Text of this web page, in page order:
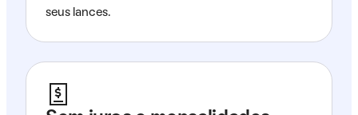
seus lances.